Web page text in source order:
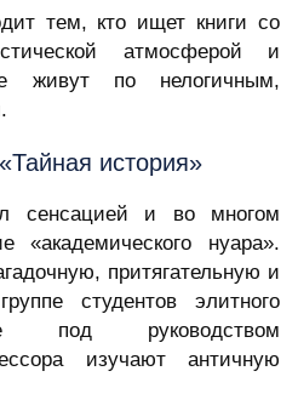
тем, кто ищет книги со
атмосферой и
живут по нелогичным,
история»
сенсацией и во многом
«академического нуара».
притягательную и
студентов элитного
под руководством
изучают античную